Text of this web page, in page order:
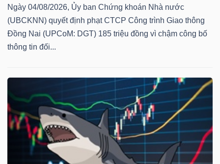
Ngày 04/08/2026, Ủy ban Chứng khoán Nhà nước
(UBCKNN) quyết định phạt CTCP Công trình Giao thông
Đồng Nai (UPCoM: DGT) 185 triệu đồng vì chậm công bố
thông tin đối...